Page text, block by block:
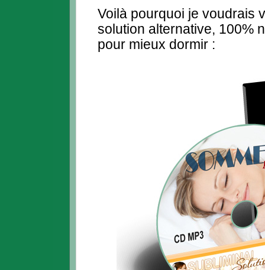
Voilà pourquoi je voudrais
solution alternative, 100%
pour mieux dormir :